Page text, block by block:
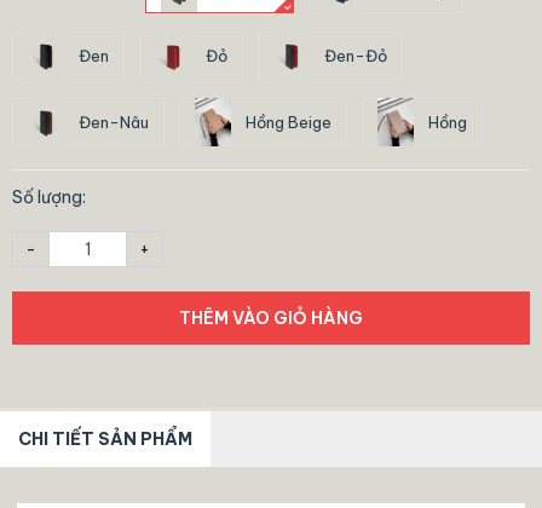
Đen Đỏ Đen-Đỏ
Đen-Nâu Hồng Beige Hồng
Số lượng:
- +
THÊM VÀO GIỎ HÀNG
CHI TIẾT SẢN PHẨM